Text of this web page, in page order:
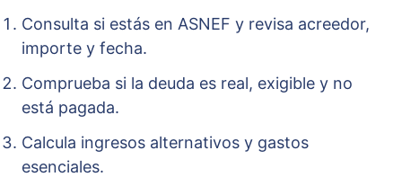
Consulta si estás en ASNEF y revisa acreedor,
importe y fecha.
Comprueba si la deuda es real, exigible y no
está pagada.
Calcula ingresos alternativos y gastos
esenciales.